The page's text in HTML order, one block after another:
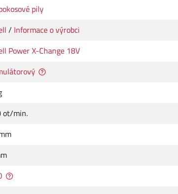
pily
/ Informace o výrobci
Power X-Change 18V
ot/min.